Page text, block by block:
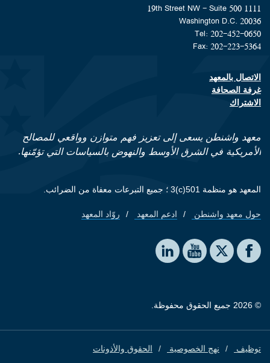
1111 19th Street NW - Suite 500
Washington D.C. 20036
Tel: 202-452-0650
Fax: 202-223-5364
Footer contact links
الاتصال بالمعهد
غرفة الصحافة
الاشتراك
معهد واشنطن يسعى إلى تعزيز فهم متوازن وواقعي للمصالح
الأمريكية في الشرق الأوسط والنهوض بالسياسات التي تؤمّنها.
المعهد هو منظمة 501(c)3 ؛ جميع التبرعات معفاة من الضرائب.
Footer quick links
حول معهد واشنطن ادعم المعهد روّاد المعهد
Social media
The Washington Institute on Facebook
The Washington Institute on X
The Washington Institute on YouTube
The Washington Institute on LinkedIn
© 2026 جميع الحقوق محفوظة.
Footer
توظيف نهج الخصوصية الحقوق والأذونات